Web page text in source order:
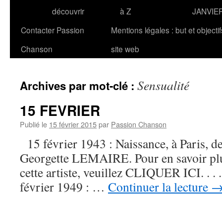
découvrir
à Z
Contacter Passion
Chanson
Mentions légales : but et
site web
Archives par mot-clé : Sensualité
15 FEVRIER
Publié le 15 février 2015par Passion Chanson
15 février 1943 : Naissance, à Paris,
Georgette LEMAIRE. Pour en savoir
cette artiste, veuillez CLIQUER ICI.
février 1949 : … Continuer la lecture